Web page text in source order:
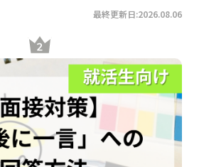
最終更新日:2026.08.06